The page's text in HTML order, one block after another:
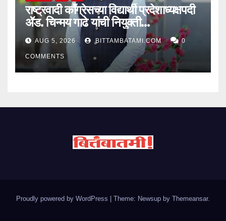
राष्ट्रवादी काँग्रेसच्या विद्यार्थी प्रदेशाध्यक्षपदी
ॲड. चिन्मय गाढे यांची नियुक्ती…
AUG 5, 2026 BITTAMBATAMI.COM 0
COMMENTS
Proudly powered by WordPress | Theme: Newsup by Themeansar.